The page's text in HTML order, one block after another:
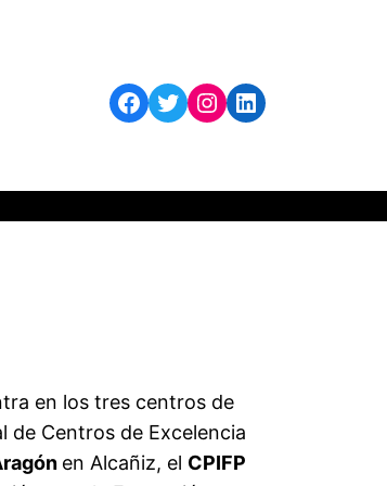
Facebook
Twitter
Instagram
LinkedIn
en los tres centros de
de Centros de Excelencia
en Alcañiz, el CPIFP